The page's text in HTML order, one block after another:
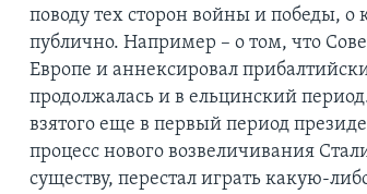
поводу тех сторон войны и победы,
публично. Например – о том, что
Европе и аннексировал
продолжалась и в ельцинский
взятого еще в первый период
процесс нового возвеличивания
существу, перестал играть какую-